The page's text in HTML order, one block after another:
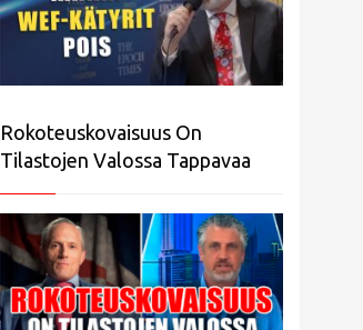
Rokoteuskovaisuus On
Tilastojen Valossa Tappavaa